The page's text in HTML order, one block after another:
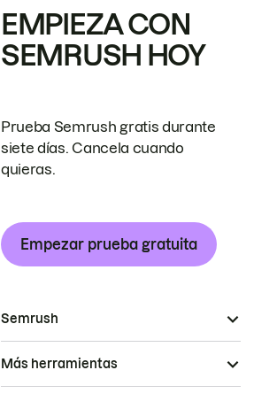
EMPIEZA CON
SEMRUSH HOY
Prueba Semrush gratis durante
siete días. Cancela cuando
quieras.
Empezar prueba gratuita
Semrush
Más herramientas